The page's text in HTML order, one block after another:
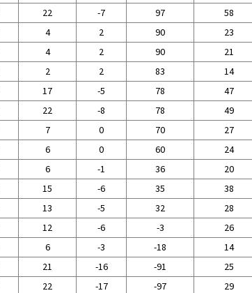
22 -7 97 58
4 2 90 23
4 2 90 21
2 2 83 14
17 -5 78 47
22 -8 78 49
7 0 70 27
6 0 60 24
6 -1 36 20
15 -6 35 38
13 -5 32 28
12 -6 -3 26
6 -3 -18 14
21 -16 -91 25
22 -17 -97 29